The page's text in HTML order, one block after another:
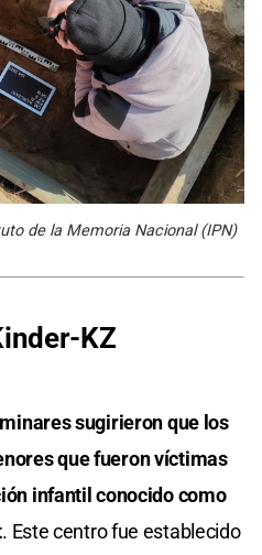
de la Memoria Nacional (IPN)
KZ
sugirieron que los
que fueron víctimas
infantil conocido como
. Este centro fue establecido